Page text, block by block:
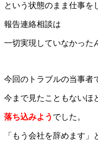
という状態のまま仕事を
報告連絡相談は
一切実現していなかった
今回のトラブルの当事者
今まで見たこともないほ
落ち込みよう でした。
「もう会社を辞めます